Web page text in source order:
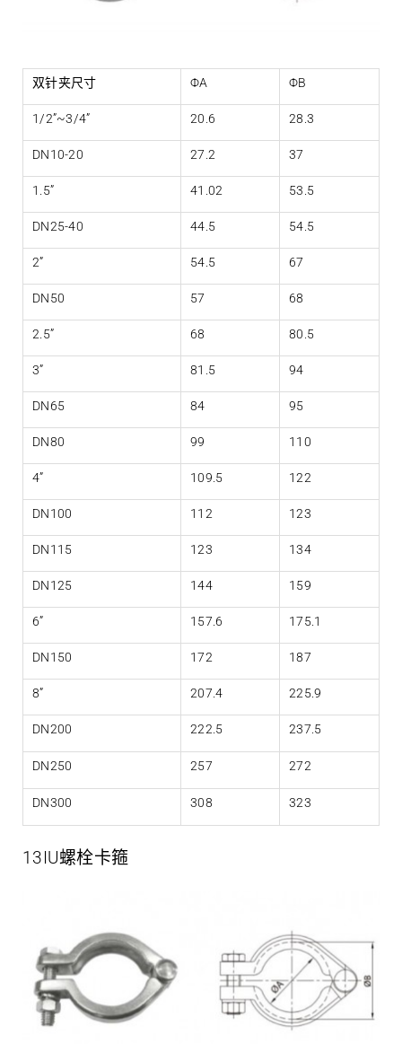
双针夹尺寸 ΦA ΦB
1/2”~3/4” 20.6 28.3
DN10-20 27.2 37
1.5” 41.02 53.5
DN25-40 44.5 54.5
2” 54.5 67
DN50 57 68
2.5” 68 80.5
3” 81.5 94
DN65 84 95
DN80 99 110
4” 109.5 122
DN100 112 123
DN115 123 134
DN125 144 159
6” 157.6 175.1
DN150 172 187
8” 207.4 225.9
DN200 222.5 237.5
DN250 257 272
DN300 308 323
13IU螺栓卡箍